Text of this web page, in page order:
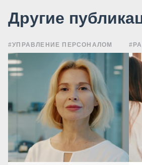
Другие
#УПРАВЛЕНИЕ ПЕРСОНАЛОМ